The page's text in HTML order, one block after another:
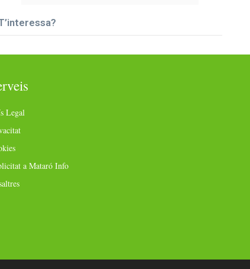
Legal
a Mataró Info